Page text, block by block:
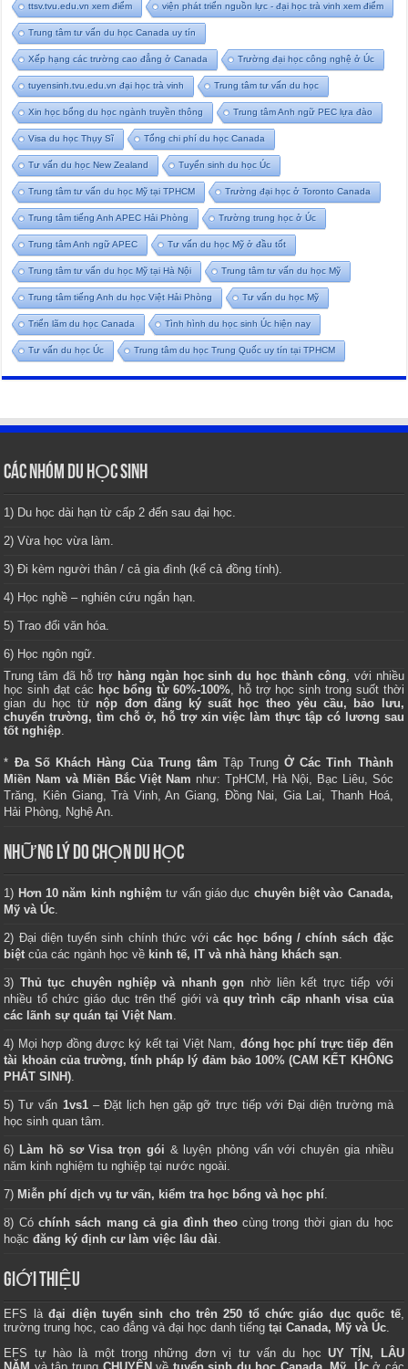
ttsv.tvu.edu.vn xem điểm viện phát triển nguồn lực - đại học trà vinh xem điểm
Trung tâm tư vấn du học Canada uy tín
Xếp hạng các trường cao đẳng ở Canada Trường đại học công nghệ ở Úc
tuyensinh.tvu.edu.vn đại học trà vinh Trung tâm tư vấn du học
Xin học bổng du học ngành truyền thông Trung tâm Anh ngữ PEC lựa đào
Visa du học Thụy Sĩ Tổng chi phí du học Canada
Tư vấn du học New Zealand Tuyển sinh du học Úc
Trung tâm tư vấn du học Mỹ tại TPHCM Trường đại học ở Toronto Canada
Trung tâm tiếng Anh APEC Hải Phòng Trường trung học ở Úc
Trung tâm Anh ngữ APEC Tư vấn du học Mỹ ở đầu tốt
Trung tâm tư vấn du học Mỹ tại Hà Nội Trung tâm tư vấn du học Mỹ
Trung tâm tiếng Anh du học Việt Hải Phòng Tư vấn du học Mỹ
Triển lãm du học Canada Tình hình du học sinh Úc hiện nay
Tư vấn du học Úc Trung tâm du học Trung Quốc uy tín tại TPHCM
CÁC NHÓM DU HỌC SINH
1) Du học dài hạn từ cấp 2 đến sau đại học.
2) Vừa học vừa làm.
3) Đi kèm người thân / cả gia đình (kể cả đồng tính).
4) Học nghề – nghiên cứu ngắn hạn.
5) Trao đổi văn hóa.
6) Học ngôn ngữ.
Trung tâm đã hỗ trợ hàng ngàn học sinh du học thành công, với nhiều
học sinh đạt các học bổng từ 60%-100%, hỗ trợ học sinh trong suốt thời
gian du học từ nộp đơn đăng ký suất học theo yêu cầu, bảo lưu,
chuyển trường, tìm chỗ ở, hỗ trợ xin việc làm thực tập có lương sau
tốt nghiệp.
* Đa Số Khách Hàng Của Trung tâm Tập TrungỞ Các Tỉnh Thành
Miền Nam và Miền Bắc Việt Nam như: TpHCM, Hà Nội, Bạc Liêu, Sóc
Trăng, Kiên Giang, Trà Vinh, An Giang, Đồng Nai, Gia Lai, Thanh Hoá,
Hải Phòng, Nghệ An.
NHỮNG LÝ DO CHỌN DU HỌC
1) Hơn 10 năm kinh nghiệm tư vấn giáo dục chuyên biệt vào Canada,
Mỹ và Úc.
2) Đại diện tuyển sinh chính thức vớicác học bổng / chính sách đặc
biệt của các ngành học về kinh tế, IT và nhà hàng khách sạn.
3) Thủ tục chuyên nghiệp và nhanh gọn nhờ liên kết trực tiếp với
nhiều tổ chức giáo dục trên thế giới vàquy trình cấp nhanh visa của
các lãnh sự quán tại Việt Nam.
4) Mọi hợp đồng được ký kết tại Việt Nam, đóng học phí trực tiếp đến
tài khoản của trường, tính pháp lý đảm bảo 100% (CAM KẾT KHÔNG
PHÁT SINH).
5) Tư vấn 1vs1– Đặt lịch hẹn gặp gỡ trực tiếp với Đại diện trường mà
học sinh quan tâm.
6) Làm hồ sơ Visa trọn gói & luyện phỏng vấn với chuyên gia nhiều
năm kinh nghiệm tu nghiệp tại nước ngoài.
7) Miễn phí dịch vụ tư vấn, kiểm tra học bổng và học phí.
8) Cóchính sách mang cả gia đình theocùng trong thời gian du học
hoặcđăng ký định cư làm việc lâu dài.
GIỚI THIỆU
EFS làđại diện tuyển sinh cho trên 250 tổ chức giáo dục quốc tế,
trường trung học, cao đẳng và đại học danh tiếng tại Canada, Mỹ và Úc.
EFS tự hào là một trong những đơn vị tư vấn du học UY TÍN, LÂU